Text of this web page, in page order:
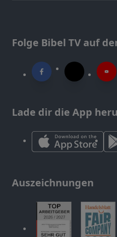
Folge Bibel TV auf
Lade dir die App
Auszeichnungen